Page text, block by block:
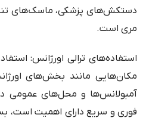
دستکش‌های پزشکی، ماسک‌های
مری است.
مکان‌هایی مانند بخش‌های
آمبولانس‌ها و محل‌های عمومی
فوری و سریع دارای اهمیت است،